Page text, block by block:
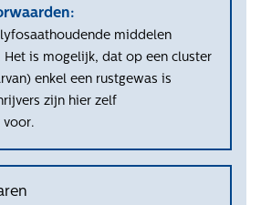
middelen
is mogelijk, dat op een cluster
enkel een rustgewas is
zijn hier zelf
voor.